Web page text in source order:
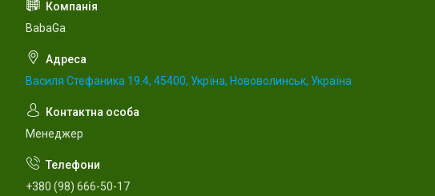
BabaGa
Василя Стефаника 19.4, 45400, Укрїна, Нововолинськ, Україна
Менеджер
+380 (98) 666-50-17